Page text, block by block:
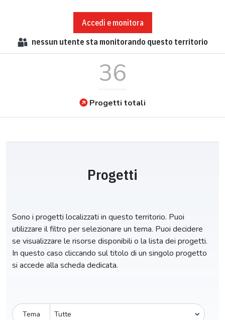
Accedi e monitora
nessun utente sta monitorando questo territorio
36
Progetti totali
Progetti
Sono i progetti localizzati in questo territorio. Puoi
utilizzare il filtro per selezionare un tema. Puoi decidere
se visualizzare le risorse disponibili o la lista dei progetti.
In questo caso cliccando sul titolo di un singolo progetto
si accede alla scheda dedicata.
Tema